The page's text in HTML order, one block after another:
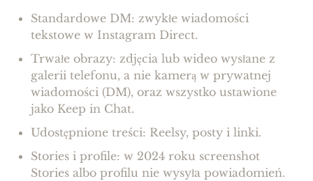
Standardowe DM: zwykłe wiadomości
tekstowe w Instagram Direct.
Trwałe obrazy: zdjęcia lub wideo wysłane z
galerii telefonu, a nie kamerą w prywatnej
wiadomości (DM), oraz wszystko ustawione
jako Keep in Chat.
Udostępnione treści: Reelsy, posty i linki.
Stories i profile: w 2024 roku screenshot
Stories albo profilu nie wysyła powiadomień.